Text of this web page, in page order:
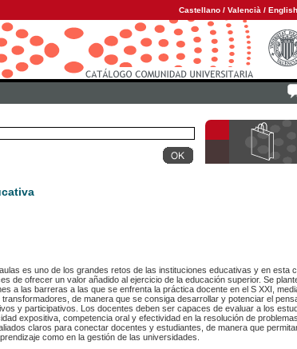
Castellano / Valencià / English
es uno de los grandes retos de las instituciones educativas y en esta
de ofrecer un valor añadido al ejercicio de la educación superior. Se
a las barreras a las que se enfrenta la práctica docente en el S XXI,
de manera que se consiga desarrollar y potenciar el
y participativos. Los docentes deben ser capaces de evaluar a los
expositiva, competencia oral y efectividad en la resolución de
claros para conectar docentes y estudiantes, de manera que
como en la gestión de las universidades.